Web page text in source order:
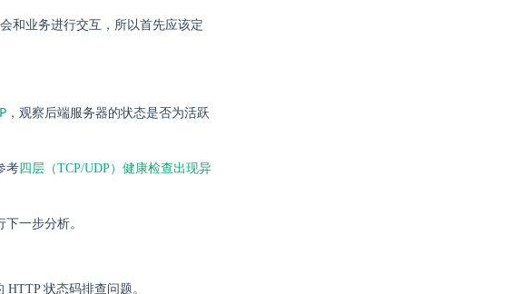
和业务进行交互，所以首先应该定
，观察后端服务器的状态是否为活跃
考四层（TCP/UDP）健康检查出现异
一步分析。
状态码排查问题。